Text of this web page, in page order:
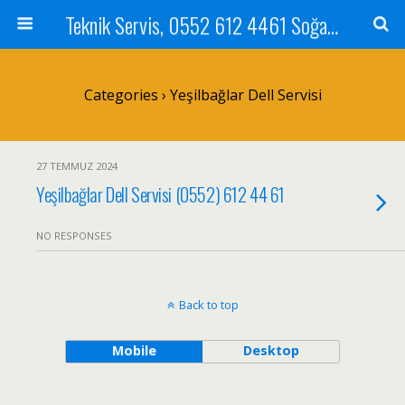
Teknik Servis, 0552 612 4461 Soğanlık Bilgisayar Teknik Servisi ve Tamiri
Categories › Yeşilbağlar Dell Servisi
27 TEMMUZ 2024
Yeşilbağlar Dell Servisi (0552) 612 44 61
NO RESPONSES
Back to top
Mobile Desktop